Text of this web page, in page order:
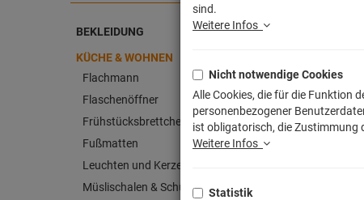
BEKLEIDUNG
KÜCHE & WOHNEN
Flachmann
Flaschenöffner
Frühstücksbrettchen
Fußmatten
Leuchten und Kerzen
Müslischalen & Schüsseln
sind.
Weitere Infos
Nicht notwendige Cookies
Alle Cookies, die für die Funktion
personenbezogener
ist obligatorisch, die Zustimmung
Weitere Infos
Statistik